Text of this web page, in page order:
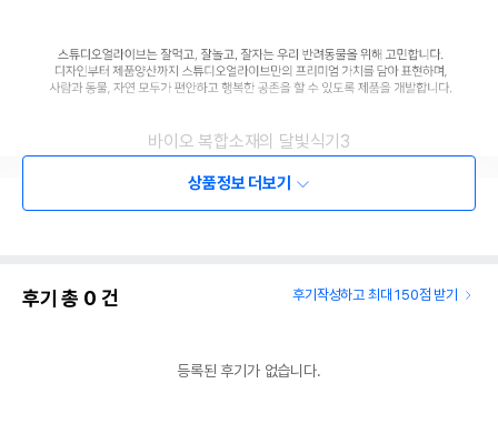
바이오 복합소재의 달빛식기3
상품정보 더보기
후기 총 0 건 후기작성하고 최대 150점 받기
등록된 후기가 없습니다.